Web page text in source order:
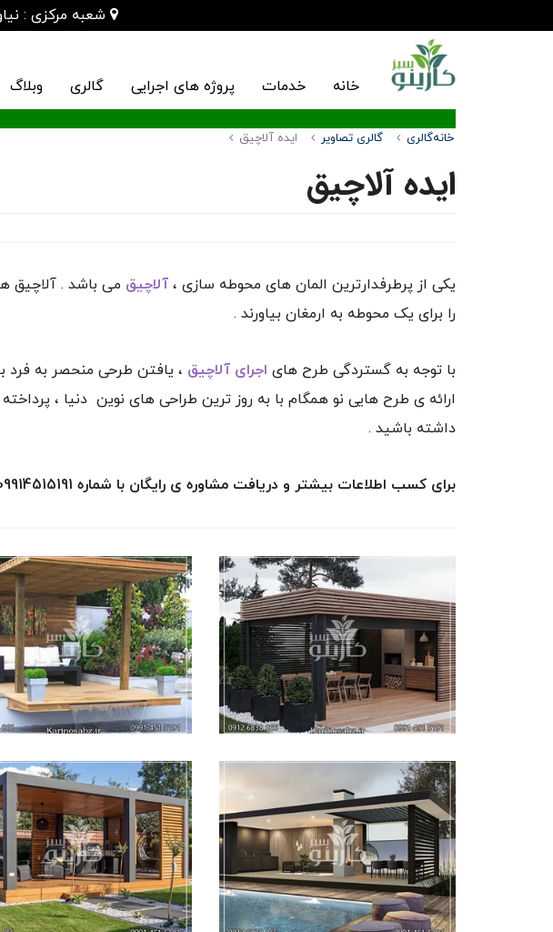
شعبه مرکزی :
خانه خدمات پروژه های اجرایی گالری وبلاگ
خانهگالری گالری تصاویر ایده آلاچیق
ایده آلاچیق
یکی از پرطرفدارترین المان های محوطه سازی ، آلاچیق می باشد . آلاچیق
را برای یک محوطه به ارمغان بیاورند .
با توجه به گستردگی طرح های اجرای آلاچیق ، یافتن طرحی منحصر به فرد
ارائه ی طرح هایی نو همگام با به روز ترین طراحی های نوین دنیا ،
داشته باشید .
برای کسب اطلاعات بیشتر و دریافت مشاوره ی رایگان با شماره 09914515191 و 09126838066 تماس حاصل فرمایید و با کارشناسان